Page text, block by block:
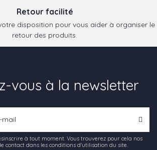
Retour facilité
disposition pour vous aider à organiser le
retour des produits.
vous à la newsletter
à tout moment. Vous trouverez pour cela nos
contact dans les conditions d'utilisation du site.